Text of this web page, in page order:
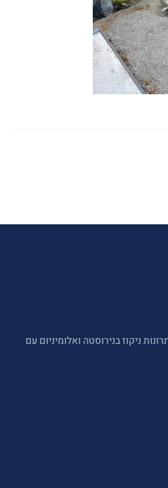
ניקוז בנירוסטה ואלומיניום עם